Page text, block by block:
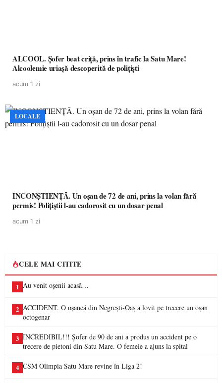
ALCOOL. Șofer beat criță, prins în trafic la Satu Mare!
Alcoolemie uriașă descoperită de polițiști
acum 1 zi
LOCALE
INCONȘTIENȚĂ. Un oșan de 72 de ani, prins la volan fără
permis! Polițiștii l-au cadorosit cu un dosar penal
acum 1 zi
CELE MAI CITITE
1 Au venit oșenii acasă…
2 ACCIDENT. O oșancă din Negrești-Oaș a lovit pe trecere un oșan
octogenar
3 INCREDIBIL!!! Șofer de 90 de ani a produs un accident pe o
trecere de pietoni din Satu Mare. O femeie a ajuns la spital
4 CSM Olimpia Satu Mare revine în Liga 2!